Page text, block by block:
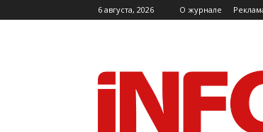
6 августа, 2026 O журнале